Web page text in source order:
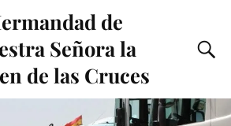
de
Señora la
de las Cruces